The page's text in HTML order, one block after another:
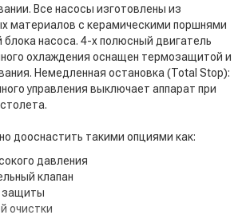
Все насосы изготовлены из
материалов с керамическими поршнями
блока насоса. 4-х полюсный двигатель
охлаждения оснащен термозащитой и
Немедленная остановка (Total Stop):
управления выключает аппарат при
дооснастить такими опциями как:
давления
клапан
защиты
очистки